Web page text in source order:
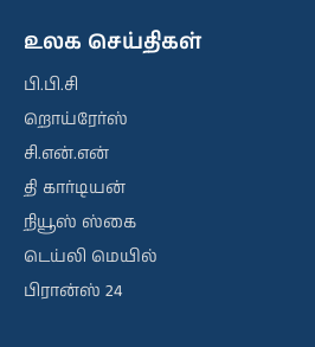
உலக செய்திகள்
பி.பி.சி
றொய்ரேர்ஸ்
சி.என்.என்
தி கார்டியன்
நியூஸ் ஸ்கை
டெய்லி மெயில்
பிரான்ஸ் 24